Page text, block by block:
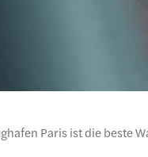
Paris ist die beste